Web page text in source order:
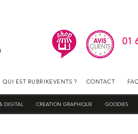
01
QUI EST RUBRIKEVENTS ? CONTACT
DIGITAL CREATION GRAPHIQUE GOODIES